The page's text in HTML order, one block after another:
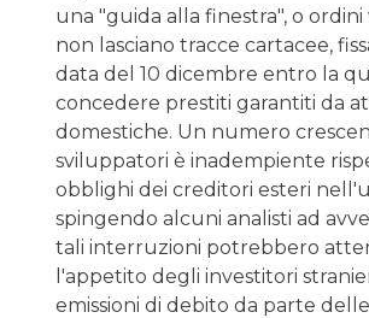
una "guida alla finestra", o
non lasciano tracce cartacee,
data del 10 dicembre entro la
concedere prestiti garantiti da
domestiche. Un numero
sviluppatori è inadempiente
obblighi dei creditori esteri
spingendo alcuni analisti ad
tali interruzioni potrebbero
l'appetito degli investitori
emissioni di debito da parte